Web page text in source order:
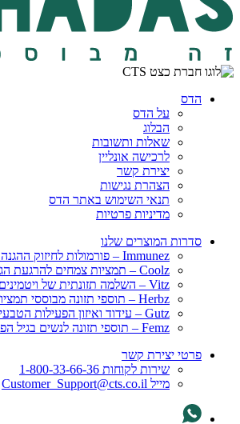
הדס
על הדס
הבלוג
שאלות ותשובות
לרכישה אונליין
יצירת קשר
הצהרת נגישות
תנאי השימוש באתר הדס
מדיניות פרטיות
סדרות המוצרים שלנו
Immunez – פורמולות לחיזוק ההגנה הטבעית
Coolz – תמציות צמחים להרגעת הגוף והנפש
Vitz – השלמה תזונתית של ויטמינים ומינרלים
Herbz – תוספי תזונה מבוססי תמציות צמחים
Gutz – עידוד ואיזון הפעילות הטבעית
Femz – תוספי תזונה לנשים בגיל הפוריות
פרטי יצירת קשר
שירות לקוחות 1-800-33-66-36
מייל Customer_Support@cts.co.il